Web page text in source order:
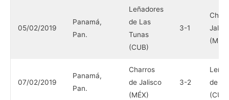
05/02/2019
Panamá,
Pan.
Leñadores
de Las
Tunas
(CUB)
3-1
(MÉX)
07/02/2019
Panamá,
Pan.
Charros
de Jalisco
(MÉX)
3-2
de
(CUB)